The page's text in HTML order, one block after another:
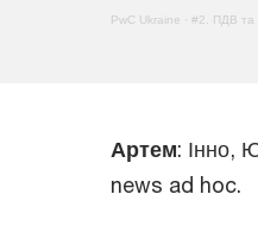
PwC Ukraine · #2. ПДВ та
Артем: Інно,
news ad hoc.